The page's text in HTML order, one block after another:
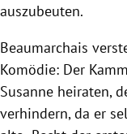
auszubeuten.
Beaumarchais
Komödie: Der
Susanne heiraten,
verhindern, da er